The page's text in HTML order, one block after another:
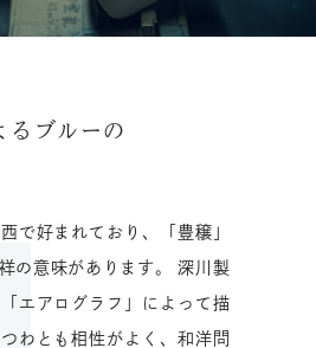
るブルーの
で好まれており、「豊穣」
の意味があります。 深川製
エアログラフ」によって描
わとも相性がよく、和洋問